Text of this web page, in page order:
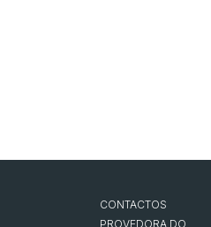
CONTACTOS
PROVEDORA DO